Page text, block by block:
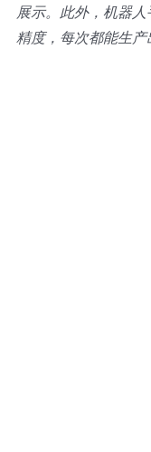
展示。此外，机器
精度，每次都能生产